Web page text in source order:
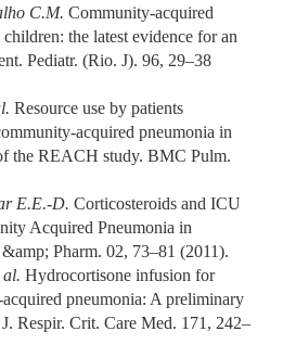
C.M. Community-acquired
the latest evidence for an
Pediatr. (Rio. J). 96, 29–38
Resource use by patients
acquired pneumonia in
the REACH study. BMC Pulm.
E.E.-D. Corticosteroids and ICU
Acquired Pneumonia in
Pharm. 02, 73–81 (2011).
Hydrocortisone infusion for
pneumonia: A preliminary
Respir. Crit. Care Med. 171, 242–